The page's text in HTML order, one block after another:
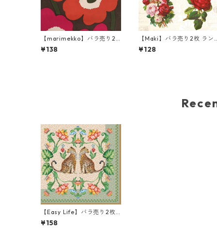
【marimekko】バラ売り2
枚 ランチサイズ ペーパーナ
プキン UNIKKO ブラウン×
¥138
【Maki】バラ売り2枚 ラン
チサイズ ペーパーナプキン
English Roses クリーム
¥128
【Easy Life】バラ売り2枚
ランチサイズ ペーパーナプ
キン Jungle Vibes ベージュ
¥158